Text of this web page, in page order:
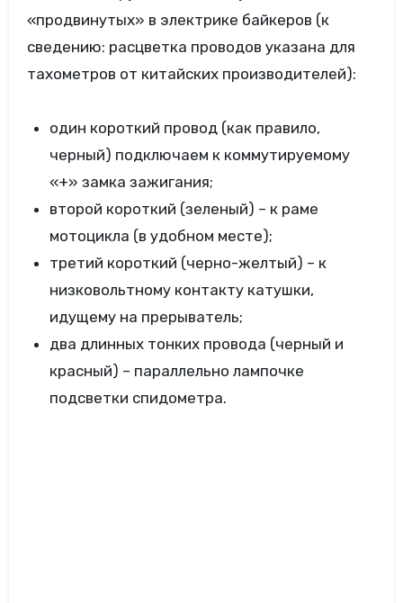
«продвинутых» в электрике байкеров (к
сведению: расцветка проводов указана для
тахометров от китайских производителей):
один короткий провод (как правило,
черный) подключаем к коммутируемому
«+» замка зажигания;
второй короткий (зеленый) – к раме
мотоцикла (в удобном месте);
третий короткий (черно-желтый) – к
низковольтному контакту катушки,
идущему на прерыватель;
два длинных тонких провода (черный и
красный) – параллельно лампочке
подсветки спидометра.